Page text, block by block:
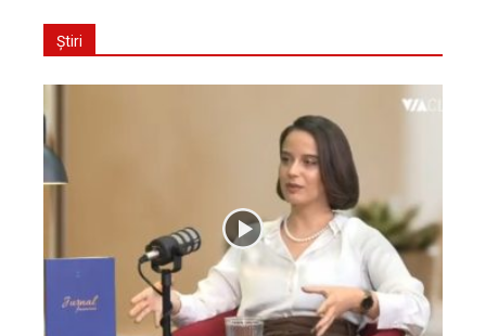
Știri